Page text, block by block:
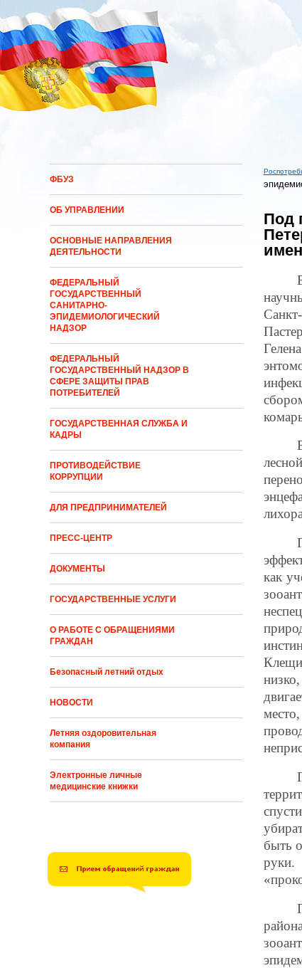
Перейти к основному содержанию
ФБУЗ
ОБ УПРАВЛЕНИИ
ОСНОВНЫЕ НАПРАВЛЕНИЯ
ДЕЯТЕЛЬНОСТИ
ФЕДЕРАЛЬНЫЙ
ГОСУДАРСТВЕННЫЙ
САНИТАРНО-
ЭПИДЕМИОЛОГИЧЕСКИЙ
НАДЗОР
ФЕДЕРАЛЬНЫЙ
ГОСУДАРСТВЕННЫЙ НАДЗОР В
СФЕРЕ ЗАЩИТЫ ПРАВ
ПОТРЕБИТЕЛЕЙ
ГОСУДАРСТВЕННАЯ СЛУЖБА И
КАДРЫ
ПРОТИВОДЕЙСТВИЕ
КОРРУПЦИИ
ДЛЯ ПРЕДПРИНИМАТЕЛЕЙ
ПРЕСС-ЦЕНТР
ДОКУМЕНТЫ
ГОСУДАРСТВЕННЫЕ УСЛУГИ
О РАБОТЕ С ОБРАЩЕНИЯМИ
ГРАЖДАН
Безопасный летний отдых
НОВОСТИ
Летняя оздоровительная
компания
Электронные личные
медицинские книжки
Вы
Под
как
Клещи
быть